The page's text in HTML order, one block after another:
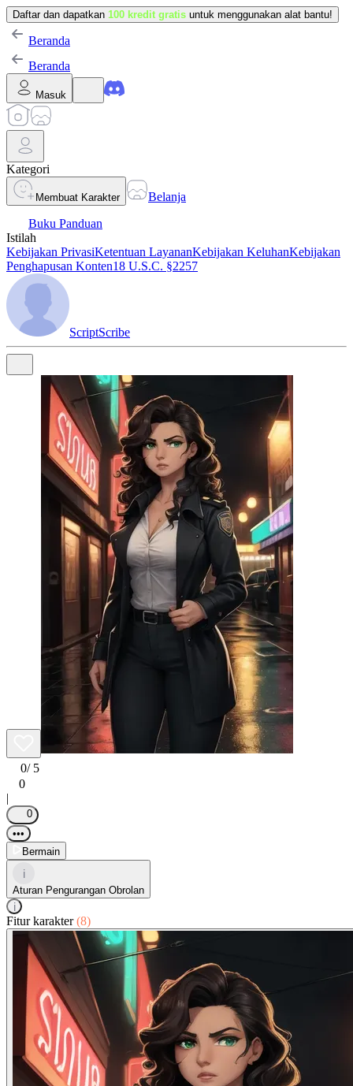
Daftar dan dapatkan 100 kredit gratis untuk menggunakan alat bantu!
Beranda
Beranda
Masuk
Kategori
Membuat Karakter
Belanja
Buku Panduan
Istilah
Kebijakan PrivasiKetentuan LayananKebijakan KeluhanKebijakan
Penghapusan Konten18 U.S.C. §2257
ScriptScribe
0/ 5
0
|
0
•••
Bermain
i
Aturan Pengurangan Obrolan
i
Fitur karakter(8)